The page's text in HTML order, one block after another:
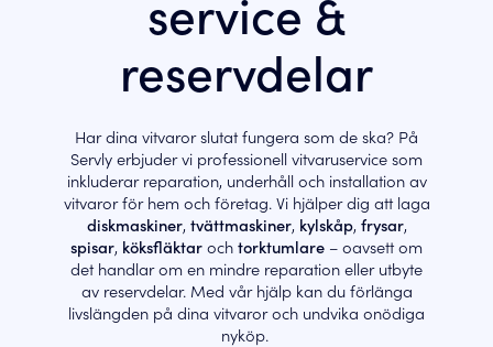
reservdelar
Har dina vitvaror slutat fungera som de ska? På
Servly erbjuder vi professionell vitvaruservice som
inkluderar reparation, underhåll och installation av
vitvaror för hem och företag. Vi hjälper dig att laga
diskmaskiner,tvättmaskiner, kylskåp,frysar,
spisar, köksfläktarochtorktumlare – oavsett om
det handlar om en mindre reparation eller utbyte
av reservdelar. Med vår hjälp kan du förlänga
livslängden på dina vitvaror och undvika onödiga
nyköp.